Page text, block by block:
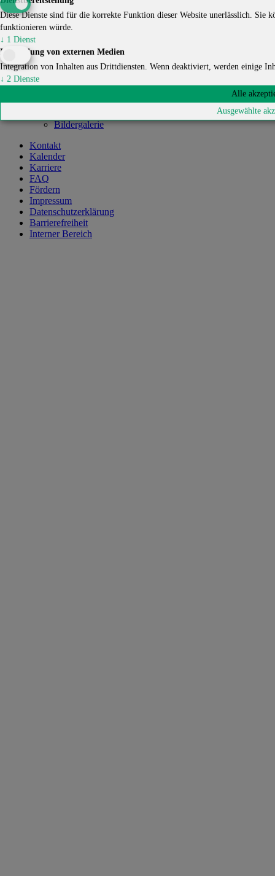
Mitglied werden
Elternmitwirkung
Leitbild
Eigene Küche
Lern- und Spielorte
Offene Nachbarschaft
Bildergalerie
Kontakt
Kalender
Karriere
FAQ
Fördern
Impressum
Datenschutzerklärung
Barrierefreiheit
Interner Bereich
Diese Dienste sind für die korrekte Funktion dieser Website unerlässlich. Sie
funktionieren würde.
↓ 1 Dienst
Einbindung von externen Medien
Integration von Inhalten aus Drittdiensten. Wenn deaktiviert, werden einige
↓ 2 Dienste
Ausgewählte
Alle